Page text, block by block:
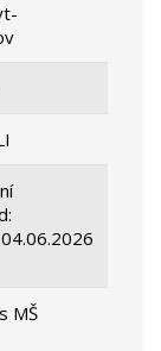
MŠ